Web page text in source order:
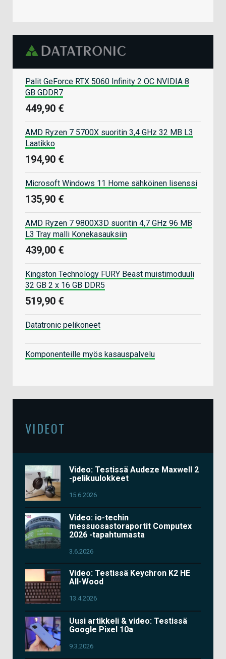
Palit GeForce RTX 5060 Infinity 2 OC NVIDIA 8
GB GDDR7
449,90 €
AMD Ryzen 7 5700X suoritin 3,4 GHz 32 MB L3
Laatikko
194,90 €
Microsoft Windows 11 Home sähköinen lisenssi
135,90 €
AMD Ryzen 7 9800X3D suoritin 4,7 GHz 96 MB
L3 Tray malli Konekasauksiin
439,00 €
Kingston Technology FURY Beast muistimoduuli
32 GB 2 x 16 GB DDR5
519,90 €
Datatronic pelikoneet
Komponenteille myös kasauspalvelu
VIDEOT
Video: Testissä Audeze Maxwell 2
-pelikuulokkeet
15.6.2026
Video: io-techin
messuosastoraportit Computex
2026 -tapahtumasta
3.6.2026
Video: Testissä Keychron K2 HE
All-Wood
13.4.2026
Uusi artikkeli & video: Testissä
Google Pixel 10a
9.3.2026